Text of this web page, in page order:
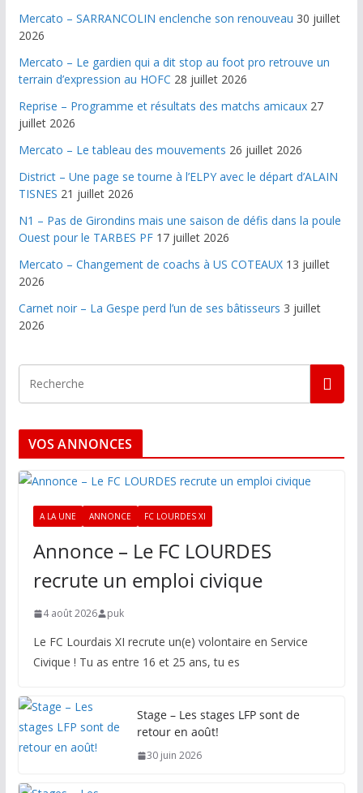
Mercato – SARRANCOLIN enclenche son renouveau 30 juillet
2026
Mercato – Le gardien qui a dit stop au foot pro retrouve un
terrain d’expression au HOFC 28 juillet 2026
Reprise – Programme et résultats des matchs amicaux 27
juillet 2026
Mercato – Le tableau des mouvements 26 juillet 2026
District – Une page se tourne à l’ELPY avec le départ d’ALAIN
TISNES 21 juillet 2026
N1 – Pas de Girondins mais une saison de défis dans la poule
Ouest pour le TARBES PF 17 juillet 2026
Mercato – Changement de coachs à US COTEAUX 13 juillet
2026
Carnet noir – La Gespe perd l’un de ses bâtisseurs 3 juillet
2026
VOS ANNONCES
A LA UNE ANNONCE FC LOURDES XI
Annonce – Le FC LOURDES
recrute un emploi civique
4 août 2026 puk
Le FC Lourdais XI recrute un(e) volontaire en Service
Civique ! Tu as entre 16 et 25 ans, tu es
Stage – Les stages LFP sont de
retour en août!
30 juin 2026